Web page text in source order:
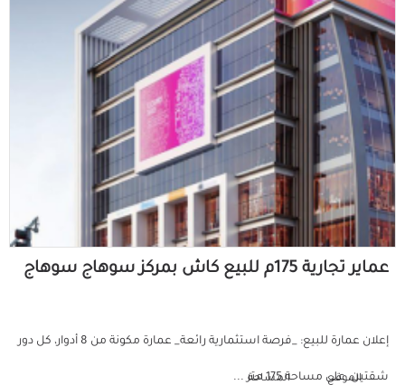
عماير تجارية 175م للبيع كاش بمركز سوهاج سوهاج
إعلان عمارة للبيع: _فرصة استثمارية رائعة_ عمارة مكونة من 8 أدوار، كل دور
شقتين، على مساحة 175 متر ...
الموقع المساحة